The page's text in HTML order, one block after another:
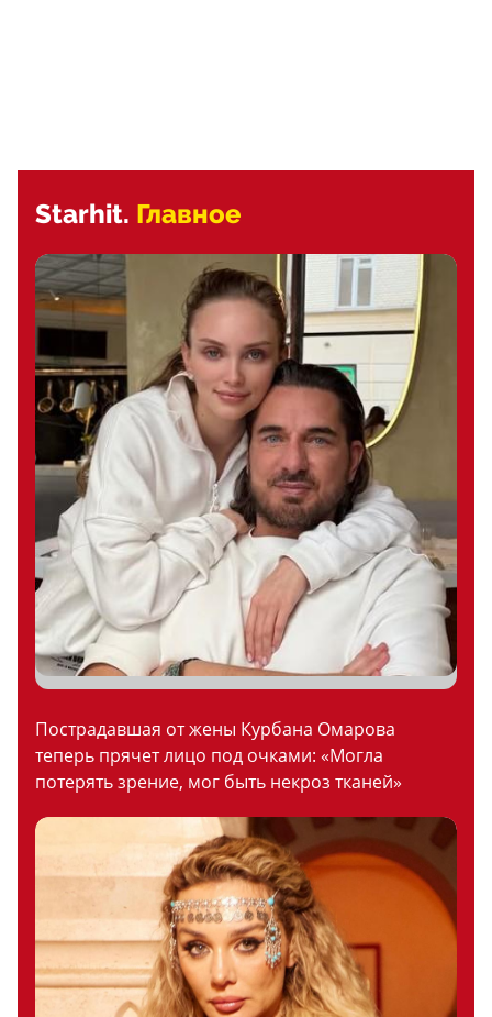
Starhit. Главное
Пострадавшая от жены Курбана Омарова
теперь прячет лицо под очками: «Могла
потерять зрение, мог быть некроз тканей»